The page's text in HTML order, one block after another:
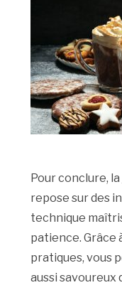
Pour conclure, la
repose sur des
technique
patience. Grâce
pratiques, vous
aussi savoureux